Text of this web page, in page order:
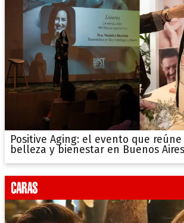
Positive Aging: el evento que reúne
belleza y bienestar en Buenos Aires